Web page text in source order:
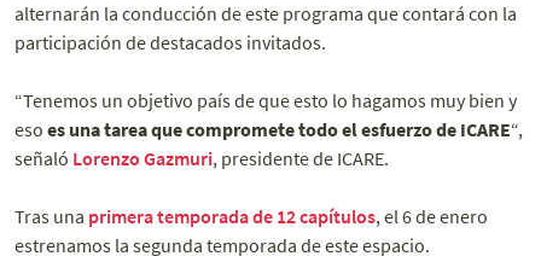
alternarán la conducción de este programa que contará con la
participación de destacados invitados.
“Tenemos un objetivo país de que esto lo hagamos muy bien y
eso es una tarea que compromete todo el esfuerzo de ICARE“,
señaló Lorenzo Gazmuri, presidente de ICARE.
Tras una primera temporada de 12 capítulos, el 6 de enero
estrenamos la segunda temporada de este espacio.